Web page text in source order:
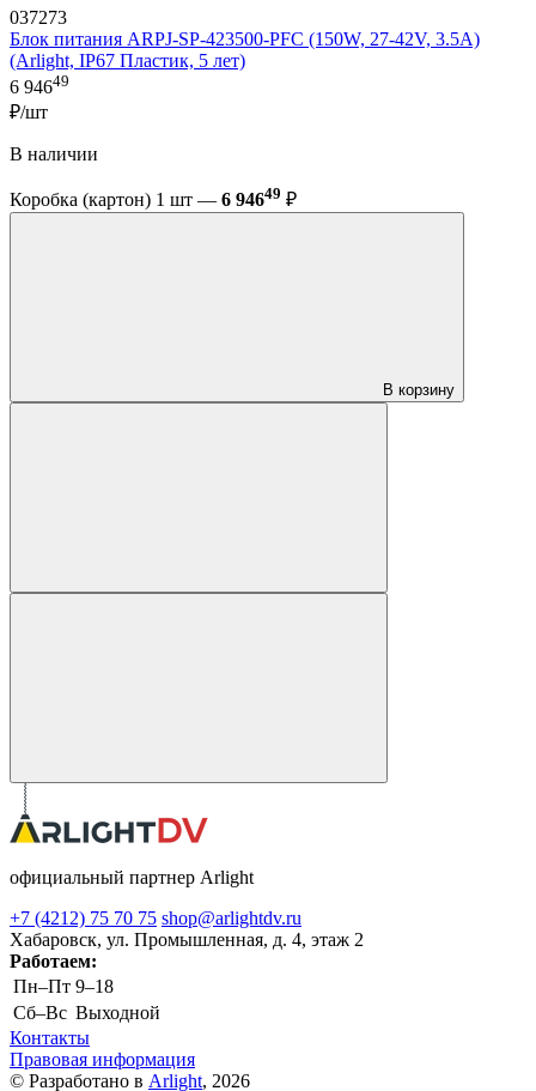
037273
Блок питания ARPJ-SP-423500-PFC (150W, 27-42V, 3.5A)
(Arlight, IP67 Пластик, 5 лет)
6 94649
₽/шт
В наличии
Коробка (картон) 1 шт — 6 94649 ₽
В корзину
официальный партнер Arlight
+7 (4212) 75 70 75 shop@arlightdv.ru
Хабаровск, ул. Промышленная, д. 4, этаж 2
Работаем:
Пн–Пт 9–18
Cб–Вс Выходной
Контакты
Правовая информация
© Разработано в Arlight, 2026